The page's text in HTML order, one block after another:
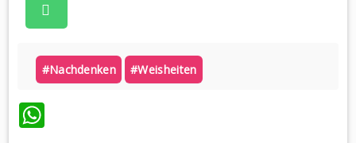
#nachdenken #weisheiten
WhatsApp